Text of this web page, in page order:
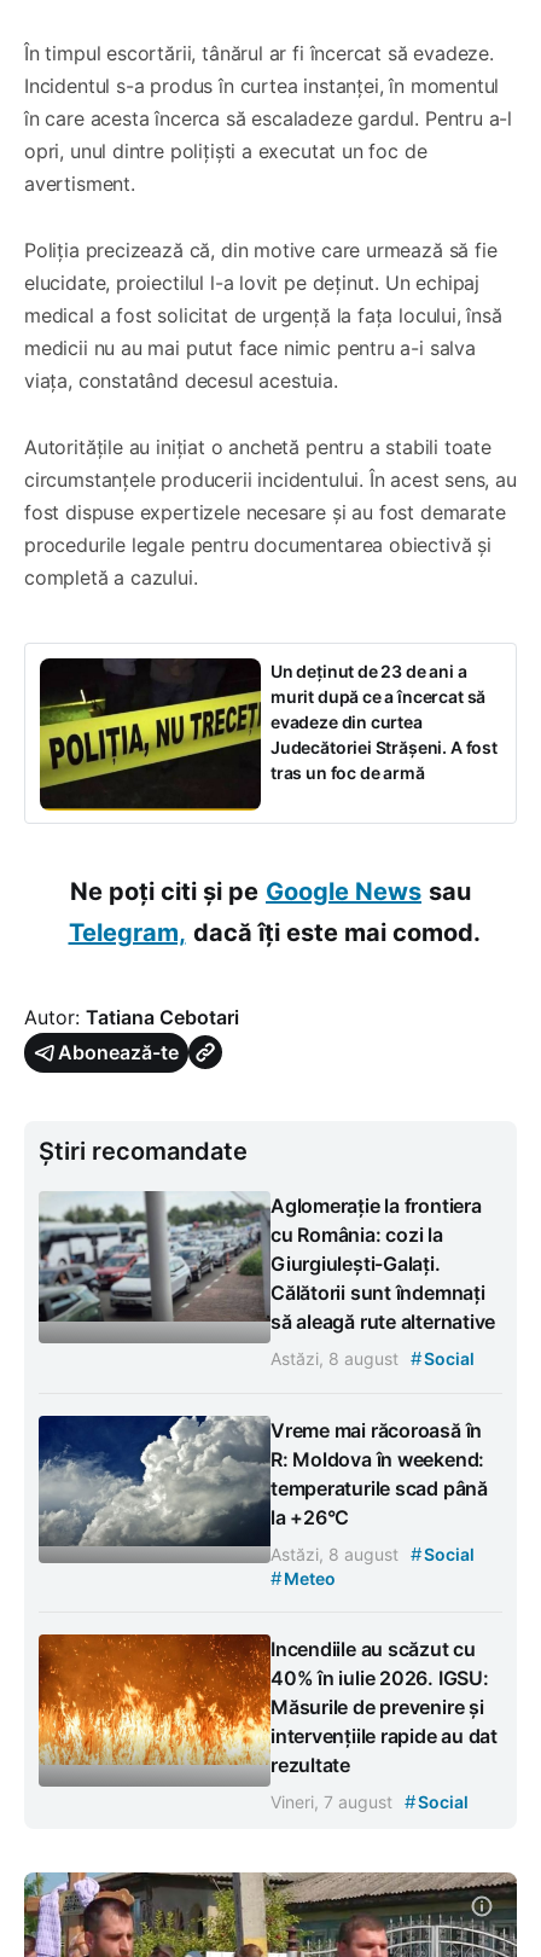
În timpul escortării, tânărul ar fi încercat să evadeze.
Incidentul s-a produs în curtea instanței, în momentul
în care acesta încerca să escaladeze gardul. Pentru a-l
opri, unul dintre polițiști a executat un foc de
avertisment.
Poliția precizează că, din motive care urmează să fie
elucidate, proiectilul l-a lovit pe deținut. Un echipaj
medical a fost solicitat de urgență la fața locului, însă
medicii nu au mai putut face nimic pentru a-i salva
viața, constatând decesul acestuia.
Autoritățile au inițiat o anchetă pentru a stabili toate
circumstanțele producerii incidentului. În acest sens, au
fost dispuse expertizele necesare și au fost demarate
procedurile legale pentru documentarea obiectivă și
completă a cazului.
Un deținut de 23 de ani a
murit după ce a încercat să
evadeze din curtea
Judecătoriei Strășeni. A fost
tras un foc de armă
Ne poți citi și pe Google News sau
Telegram, dacă îți este mai comod.
Autor: Tatiana Cebotari
Abonează-te
Știri recomandate
Aglomerație la frontiera
cu România: cozi la
Giurgiulești-Galați.
Călătorii sunt îndemnați
să aleagă rute alternative
Astăzi, 8 august #Social
Vreme mai răcoroasă în
R: Moldova în weekend:
temperaturile scad până
la +26°C
Astăzi, 8 august #Social
#Meteo
Incendiile au scăzut cu
40% în iulie 2026. IGSU:
Măsurile de prevenire și
intervențiile rapide au dat
rezultate
Vineri, 7 august #Social